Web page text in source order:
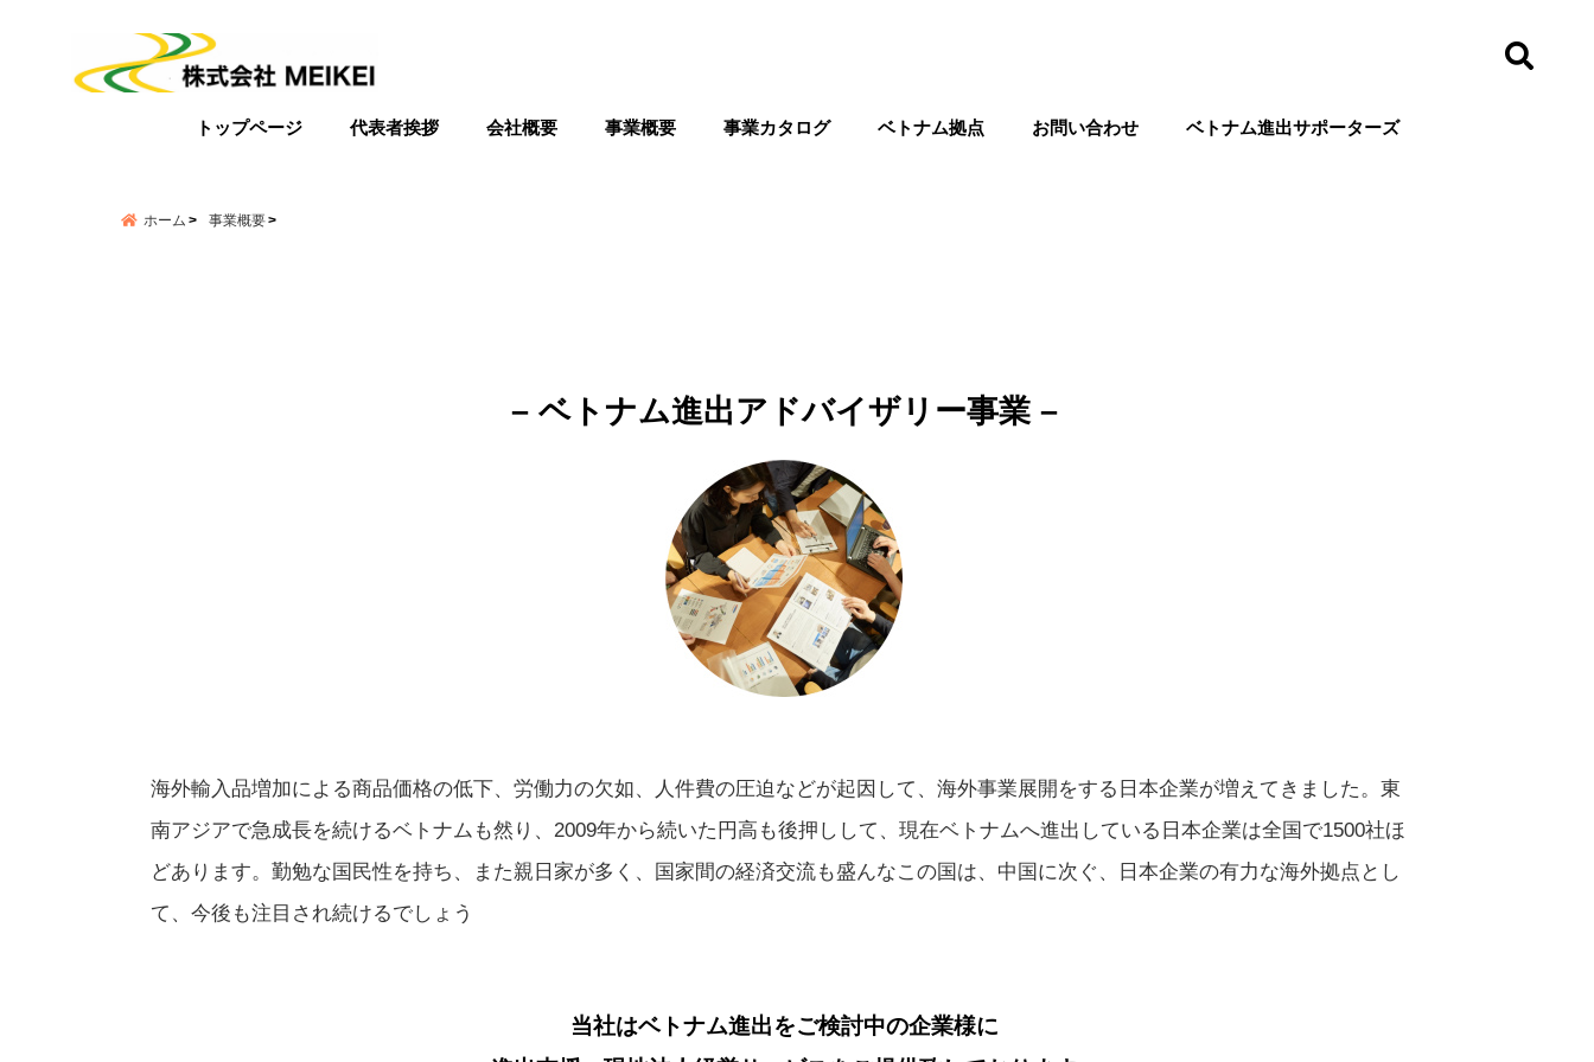
トップページ 代表者挨拶 会社概要 事業概要 事業カタログ ベトナム拠点 お問い合わせ ベトナム進出サポーターズ
ホーム 事業概要
– ベトナム進出アドバイザリー事業 –
海外輸入品増加による商品価格の低下、労働力の欠如、人件費の圧迫などが起因して、海外事業展開をする日本企業が増えてきました。東
南アジアで急成長を続けるベトナムも然り、2009年から続いた円高も後押しして、現在ベトナムへ進出している日本企業は全国で1500社ほ
どあります。勤勉な国民性を持ち、また親日家が多く、国家間の経済交流も盛んなこの国は、中国に次ぐ、日本企業の有力な海外拠点とし
て、今後も注目され続けるでしょう
当社はベトナム進出をご検討中の企業様に